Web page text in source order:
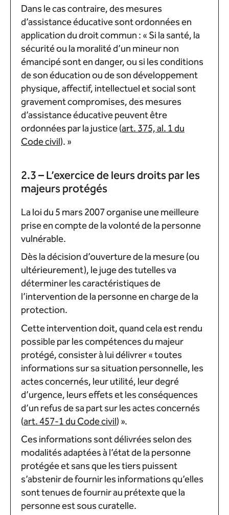
Dans le cas contraire, des mesures
d’assistance éducative sont ordonnées en
application du droit commun : « Si la santé, la
sécurité ou la moralité d’un mineur non
émancipé sont en danger, ou si les conditions
de son éducation ou de son développement
physique, affectif, intellectuel et social sont
gravement compromises, des mesures
d’assistance éducative peuvent être
ordonnées par la justice (art. 375, al. 1 du
Code civil). »
2.3 – L’exercice de leurs droits par les
majeurs protégés
La loi du 5 mars 2007 organise une meilleure
prise en compte de la volonté de la personne
vulnérable.
Dès la décision d’ouverture de la mesure (ou
ultérieurement), le juge des tutelles va
déterminer les caractéristiques de
l’intervention de la personne en charge de la
protection.
Cette intervention doit, quand cela est rendu
possible par les compétences du majeur
protégé, consister à lui délivrer « toutes
informations sur sa situation personnelle, les
actes concernés, leur utilité, leur degré
d’urgence, leurs effets et les conséquences
d’un refus de sa part sur les actes concernés
(art. 457-1 du Code civil) ».
Ces informations sont délivrées selon des
modalités adaptées à l’état de la personne
protégée et sans que les tiers puissent
s’abstenir de fournir les informations qu’elles
sont tenues de fournir au prétexte que la
personne est sous curatelle.